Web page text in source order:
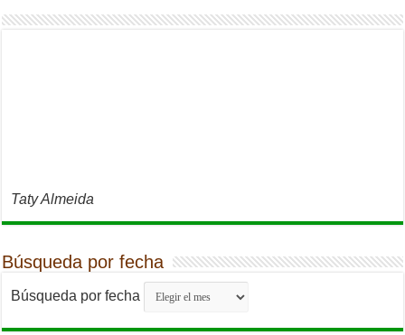
Taty Almeida
Búsqueda por fecha
Búsqueda por fecha